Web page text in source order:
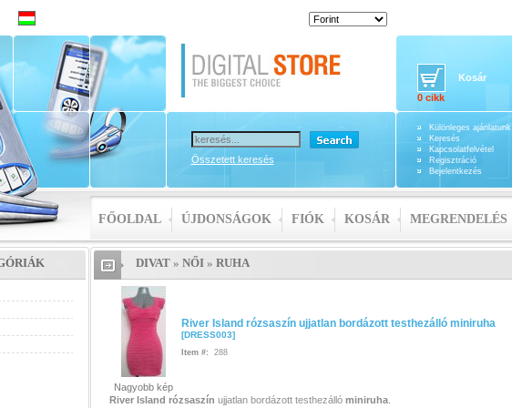
Összetett keresés
Kosár
0 cikk
Különleges ajánlatunk
Keresés
Kapcsolatfelvétel
Regisztráció
Bejelentkezés
FŐOLDAL ÚJDONSÁGOK FIÓK KOSÁR MEGRENDELÉS
DIVAT» NŐI» RUHA
Nagyobb kép
River Island rózsaszín ujjatlan bordázott testhezálló miniruha
[DRESS003]
Item #: 288
River Island rózsaszín ujjatlan bordázott testhezálló miniruha